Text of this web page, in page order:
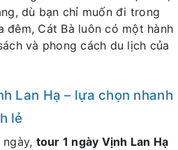
dù bạn chỉ muốn đi trong
đêm, Cát Bà luôn có một hành
và phong cách du lịch của
Lan Hạ – lựa chọn nhanh
lẻ
tour 1 ngày Vịnh Lan Hạ